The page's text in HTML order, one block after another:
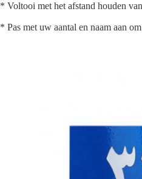
* Voltooi met het afstand houden
* Pas met uw aantal en naam aan